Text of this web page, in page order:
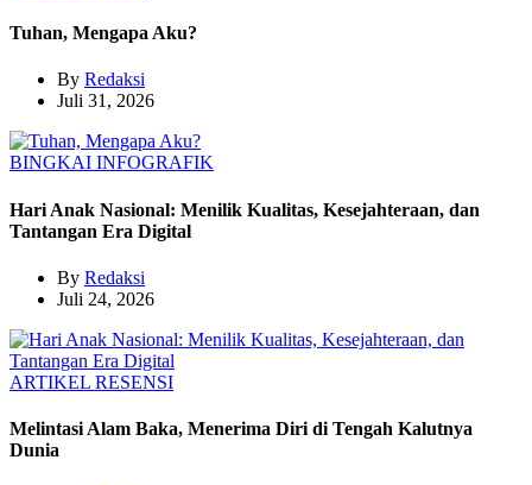
Tuhan, Mengapa Aku?
By Redaksi
Juli 31, 2026
BINGKAI INFOGRAFIK
Hari Anak Nasional: Menilik Kualitas, Kesejahteraan, dan
Tantangan Era Digital
By Redaksi
Juli 24, 2026
ARTIKEL RESENSI
Melintasi Alam Baka, Menerima Diri di Tengah Kalutnya
Dunia